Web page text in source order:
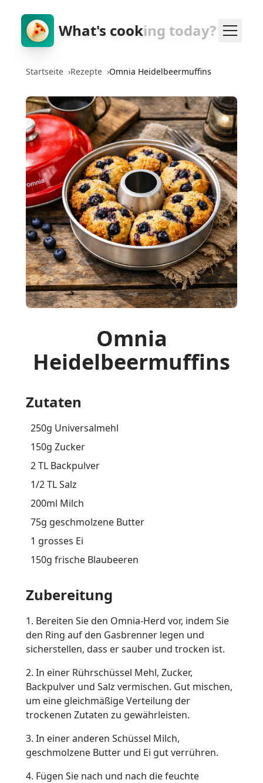
What's cooking today?
Startseite ›Rezepte ›Omnia Heidelbeermuffins
Omnia
Heidelbeermuffins
Zutaten
250g Universalmehl
150g Zucker
2 TL Backpulver
1/2 TL Salz
200ml Milch
75g geschmolzene Butter
1 grosses Ei
150g frische Blaubeeren
Zubereitung
1. Bereiten Sie den Omnia-Herd vor, indem Sie
den Ring auf den Gasbrenner legen und
sicherstellen, dass er sauber und trocken ist.
2. In einer Rührschüssel Mehl, Zucker,
Backpulver und Salz vermischen. Gut mischen,
um eine gleichmäßige Verteilung der
trockenen Zutaten zu gewährleisten.
3. In einer anderen Schüssel Milch,
geschmolzene Butter und Ei gut verrühren.
4. Fügen Sie nach und nach die feuchte